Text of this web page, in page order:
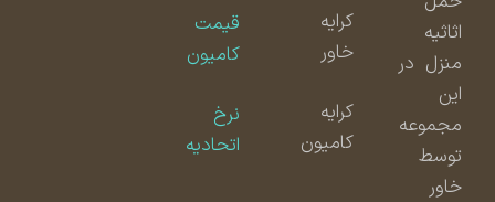
اثاثیه
منزل در
مجموعه
توسط
کامیون
قیمت
کامیون
اتحادیه